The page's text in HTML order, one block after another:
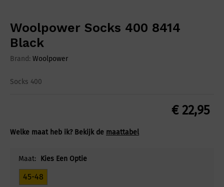
Woolpower Socks 400 8414
Black
Brand: Woolpower
Socks 400
€22,95
Welke maat heb ik? Bekijk de maattabel
Maat: Kies Een Optie
45-48